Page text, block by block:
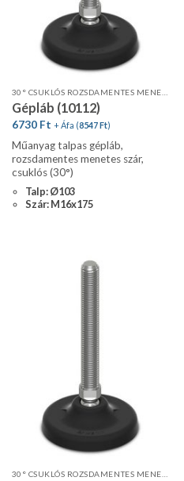
Gépláb (10112)
6730 Ft + Áfa (8547Ft)
Műanyag talpas gépláb,
rozsdamentes menetes szár,
csuklós (30°)
Talp: Ø103
Szár: M16x175